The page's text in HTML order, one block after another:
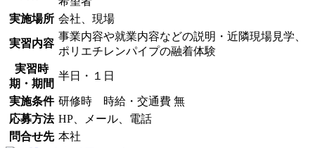
実施場所 会社、現場
実習内容
事業内容や就業内容などの説明・近隣現場見学、
ポリエチレンパイプの融着体験
実習時
期・期間
半日・１日
実施条件 研修時 時給・交通費 無
応募方法 HP、メール、電話
問合せ先 本社